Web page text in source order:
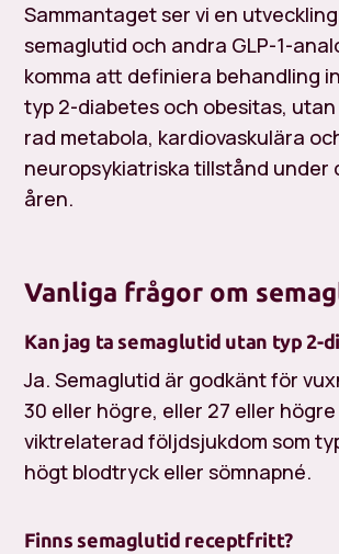
Sammantaget ser vi en
semaglutid och andra GLP-1-
komma att definiera behandling
typ 2-diabetes och obesitas,
rad metabola, kardiovaskulära
neuropsykiatriska tillstånd under
åren.
Vanliga frågor om
Kan jag ta semaglutid utan typ 2-
Ja. Semaglutid är godkänt för
30 eller högre, eller 27 eller högre
viktrelaterad följdsjukdom som
högt blodtryck eller sömnapné.
Finns semaglutid receptfritt?